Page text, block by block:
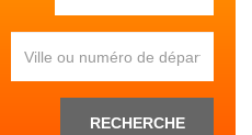
RECHERCHE